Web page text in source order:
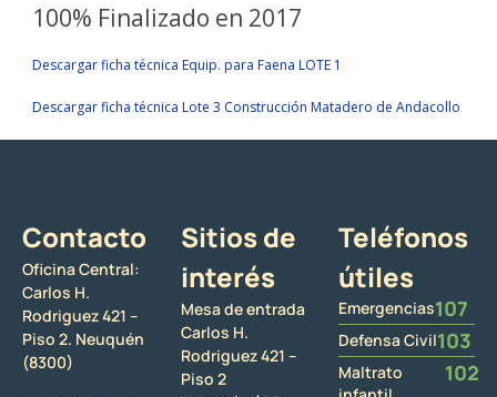
100% Finalizado en 2017
Descargar ficha técnica Equip. para Faena LOTE 1
Descargar ficha técnica Lote 3 Construcción Matadero de Andacollo
Contacto
Oficina Central:
Carlos H.
Rodriguez 421 –
Piso 2. Neuquén
(8300)
Sitios de
interés
Mesa de entrada
Carlos H.
Rodriguez 421 –
Piso 2
Teléfonos
útiles
Emergencias107
Defensa Civil103
Maltrato
102